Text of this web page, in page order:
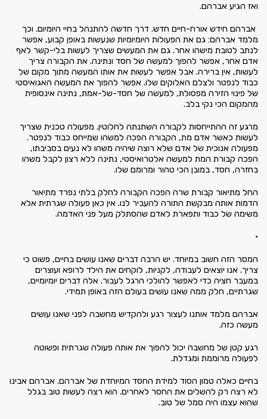
ואז הגיע אברהם.
אברהם חידש אורח-חיים חדש. דרך חדשה להתנהל בחיי היומיום. וכך
מלמד אברהם: גם את הפעולות היומיומיות שנעשות באופן קבוע, אפשר
לנתב לטובת מישהו אחר. גם את המעשים שצריך לעשות בלי-קשר לאף
אדם אחר, אפשר להפוך למעשה של חסד ונתינה. את הקבורה צריך
לעשות, אין ברירה. אבל אפשר לעשות את אותו המעשה מתוך מקום של
כבוד לנפטר ולצלם האלוקים שלו. אפשר להפוך את המעשה האגואיסטי
של פינוי הזירה מפסולת, למעשה של חסד-של-אמת, נתינה אינסופית
מהמקום הכי נקי בלב.
מרגע זה ההתייחסות לקבורה השתנתה לחלוטין. מפעולה טכנית שצריך
לעשות כאשר אדם מת, הקבורה הפכה למשהו שמייחס כבוד לנפטר.
מפעולה אנוכית של אדם שלא רוצה שיהיה משהו לא נעים בסביבתו,
הפכה קבורת המת למעשה אלטרואיסטי, נתינה ללא רצון לקבל משהו
בחזרה, חסד, במובן הכי טהור ומרומם שלו.
החל מתיאור קבורת שרה הפכה הקבורה לחלק בלתי נפרד מתיאור
הדמות אותה מבקשת התורה להעביר לנו. אין כאן פעולה שגרתית אלא
משימה של כבוד ותפארת לאדם שהסתלק מעל פני האדמה.
•
המסר הזה חשוב במיוחד. יש הרבה דברים שאנו עושים בחיים, פשוט כי
צריך. אנו יוצאים לעבודה, לקניות, לוקחים את הילד לרופא ועוצרים
במעבר חציה כדי לאפשר להולכי הרגל לעבור. אלה דברים יומיומיים,
שגרתיים, חלק ממה שאנו עושים בעולם הזה באופן תמידי.
אברהם מלמד אותנו לעצור רגע ולהקדיש מחשבה לפני שאנו עושים
מעשה כזה.
רגע קטן של מחשבה יכול להפוך את אותה פעולה שגרתית ופשוטה
לפעולה מרוממת ומגדלת.
בחיים כאלה טמון הסוד למידת החסד המיוחדת של אברהם. אברהם אבינו
לא רצה רק להשלים את החסר לאחרים. הוא רצה לעשות טוב בגלל
שהוא עצמו היה סמל של טוב.